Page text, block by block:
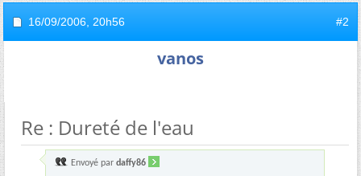
16/09/2006, 20h56 #2
vanos
Re : Dureté de l'eau
Envoyé par daffy86